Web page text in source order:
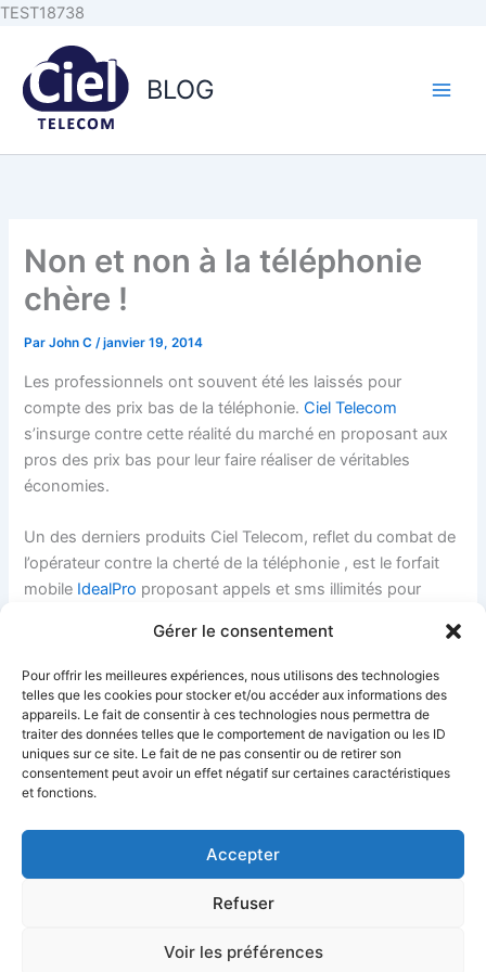
Gérer le consentement
Pour offrir les meilleures expériences, nous utilisons des technologies
telles que les cookies pour stocker et/ou accéder aux informations des
appareils. Le fait de consentir à ces technologies nous permettra de
traiter des données telles que le comportement de navigation ou les ID
uniques sur ce site. Le fait de ne pas consentir ou de retirer son
consentement peut avoir un effet négatif sur certaines caractéristiques
et fonctions.
Accepter
Refuser
Voir les préférences
TEST18738
contenu
principal
Aller
contenu
BLOG
Non et non à la téléphonie
chère !
ParJohn C/janvier 19, 2014
Les professionnels ont souvent été les laissés pour
compte des prix bas de la téléphonie.Ciel Telecom
s’insurge contre cette réalité du marché en proposant aux
pros des prix bas pour leur faire réaliser de véritables
économies.
Un des derniers produits Ciel Telecom, reflet du combat de
l’opérateur contre la cherté de la téléphonie , est le forfait
mobile IdealPro proposant appels et sms illimités pour
La BoxOffice de Ciel Telecom est elle aussi un produit de
qualité à un tarif très bas.
PRÉCÉDENT SUIVANT
Mentions Légales
Politique de confidentialité